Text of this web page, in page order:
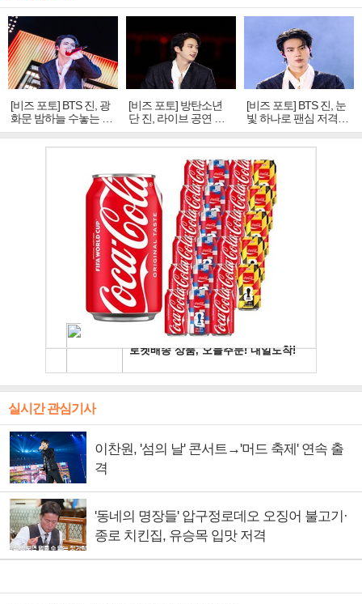
[비즈 포토] BTS 진, 광
화문 밤하늘 수놓는 '비
주얼 킹'의 열창
[비즈 포토] 방탄소년
단 진, 라이브 공연 중
빛나는 독보적 아우라
[비즈 포토] BTS 진, 눈
빛 하나로 팬심 저격…
독보적 카리스마
실시간 관심기사
이찬원, '섬의 날' 콘서트→'머드 축제' 연속 출
격
'동네의 명장들' 압구정로데오 오징어 불고기·
종로 치킨집, 유승목 입맛 저격